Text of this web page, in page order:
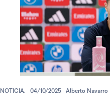
NOTICIA. 04/10/2025 Alberto Navarro